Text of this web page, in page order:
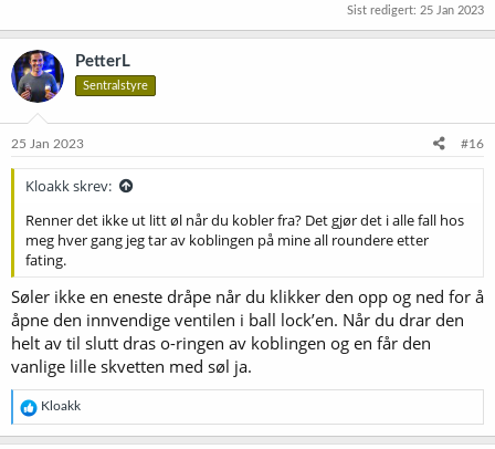
Sist redigert: 25 Jan 2023
PetterL
Sentralstyre
25 Jan 2023 #16
Kloakk skrev:
Renner det ikke ut litt øl når du kobler fra? Det gjør det i alle fall hos
meg hver gang jeg tar av koblingen på mine all roundere etter
fating.
Søler ikke en eneste dråpe når du klikker den opp og ned for å
åpne den innvendige ventilen i ball lock’en. Når du drar den
helt av til slutt dras o-ringen av koblingen og en får den
vanlige lille skvetten med søl ja.
R
e
a
Kloakk